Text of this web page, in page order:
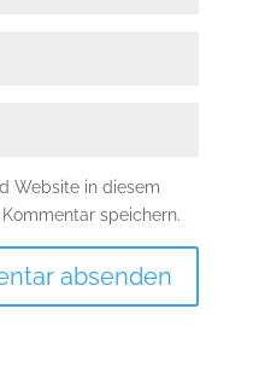
Website in diesem
speichern.